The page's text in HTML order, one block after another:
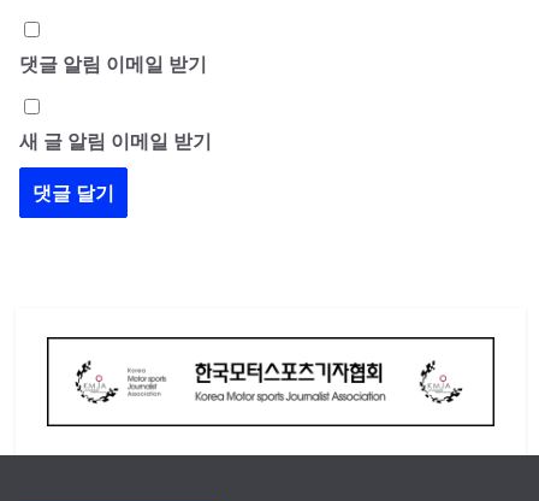
댓글 알림 이메일 받기
새 글 알림 이메일 받기